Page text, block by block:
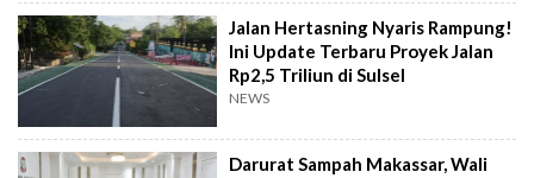
Jalan Hertasning Nyaris Rampung!
Ini Update Terbaru Proyek Jalan
Rp2,5 Triliun di Sulsel
NEWS
Darurat Sampah Makassar, Wali